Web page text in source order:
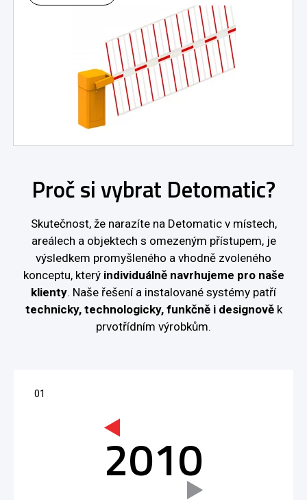
Proč si vybrat Detomatic?
Skutečnost, že narazíte na Detomatic v místech,
areálech a objektech s omezeným přístupem, je
výsledkem promyšleného a vhodně zvoleného
konceptu, který individuálně navrhujeme pro naše
klienty. Naše řešení a instalované systémy patří
technicky, technologicky, funkčně i designověk
prvotřídním výrobkům.
2010